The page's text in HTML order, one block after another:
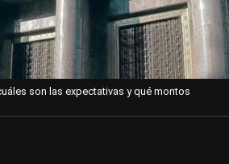
son las expectativas y qué montos